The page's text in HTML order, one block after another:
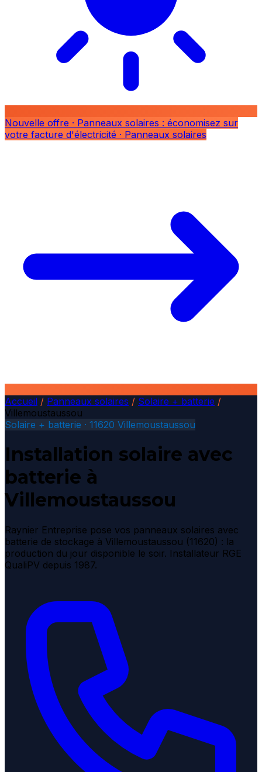
Nouvelle offre · Panneaux solaires : économisez sur
votre facture d'électricité · Panneaux solaires
Accueil / Panneaux solaires / Solaire + batterie /
Villemoustaussou
Solaire + batterie · 11620 Villemoustaussou
Installation solaire avec
batterie à
Villemoustaussou
Raynier Entreprise pose vos panneaux solaires avec
batterie de stockage à Villemoustaussou (11620) : la
production du jour disponible le soir. Installateur RGE
QualiPV depuis 1987.